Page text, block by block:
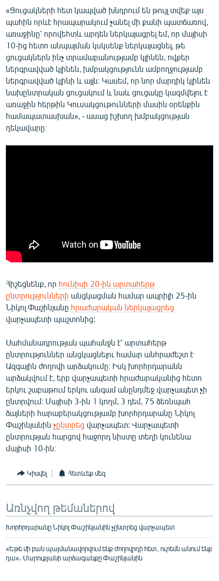
«Ազատության» բոլոր կայքերը
«Ցուցակների հետ կապված խնդրում են թույլ տվեք այս
պահին որևէ հրապարակում չանել մի քանի պատճառով,
առաջինը՝ որովեհտև արդեն ներկայացրել եմ, որ մայիսի
10-ից հետո անպայման կսկսենք ներկայացնել, թե
ցուցակներն ինչ տրամաբանությամբ կլինեն, ովքեր
ներգրավված կլինեն, խմբակցությունն ամբողջությամբ
ներգրավված կլինի և այլն։ Կասեմ, որ նոր մարդիկ կլինեն
նախընտրական ցուցակում և նաև ցուցակը կազմվելու է
առաջին հերթին Կուսակցութունների մասին օրենքին
համապատասխան», - ասաց իշխող խմբակցության
ղեկավարը։
Հիշեցնենք, որ հունիսի 20-ին արտահերթ
ընտրությունների անցկացման համար ապրիլի 25-ին
Նիկոլ Փաշինյանը հրաժարական ներկայացրեց
վարչապետի պաշտոնից:
Սահմանադրության պահանջն է՝ արտահերթ
ընտրություններ անցկացնելու համար անհրաժեշտ է
Ազգային ժողովի արձակումը։ Իսկ խորհրդարանն
արձակվում է, երբ վարչապետի հրաժարականից հետո
երկու շաբաթում երկու անգամ անընդմեջ վարչապետ չի
ընտրվում։ Մայիսի 3-ին 1 կողմ, 3 դեմ, 75 ձեռնպահ
ձայների հարաբերակցությամբ խորհրդարանը Նիկոլ
Փաշինյանին չընտրեց վարչապետ: Վարչապետի
ընտրության հարցով հաջորդ նիստը տեղի կունենա
մայիսի 10-ին։
Կիսվել Հետևեք մեզ
Առնչվող թեմաներով
Խորհրդարանը Նիկոլ Փաշինյանին չընտրեց վարչապետ
«Եթե մի բան պայմանավորվում ենք ժողովրդի հետ, ուրեմն անում ենք
դա»․ Մարուքյանի արձագանքը Փաշինյանին